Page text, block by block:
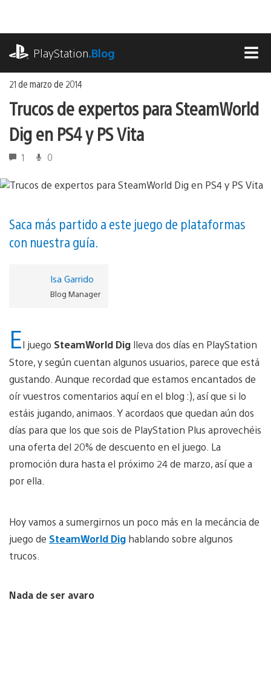
contenido
PlayStation.Blog
21 de marzo de 2014
Trucos de expertos para SteamWorld
Dig en PS4 y PS Vita
1 0
Saca más partido a este juego de plataformas
con nuestra guía.
Isa Garrido
Blog Manager
El juego SteamWorld Dig lleva dos días en PlayStation
Store, y según cuentan algunos usuarios, parece que está
gustando. Aunque recordad que estamos encantados de
oír vuestros comentarios aquí en el blog :), así que si lo
estáis jugando, animaos. Y acordaos que quedan aún dos
días para que los que sois de PlayStation Plus aprovechéis
una oferta del 20% de descuento en el juego. La
promoción dura hasta el próximo 24 de marzo, así que a
por ella.
Hoy vamos a sumergirnos un poco más en la mecáncia de
juego de SteamWorld Dig hablando sobre algunos
trucos.
Nada de ser avaro